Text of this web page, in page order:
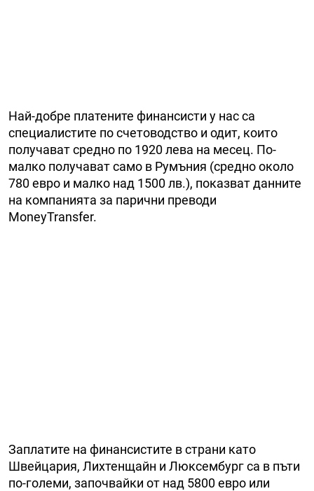
Най-добре платените финансисти у нас са
специалистите по счетоводство и одит, които
пoлyчaвaт cpeднo по 1920 лeвa на месец. По-
малко получават само в Румъния (средно около
780 евро и малко над 1500 лв.), показват данните
на компанията за парични преводи
MoneyTransfer.
Заплатите на финансистите в страни като
Швейцария, Лихтенщайн и Люксембург са в пъти
по-големи, започвайки от над 5800 евро или